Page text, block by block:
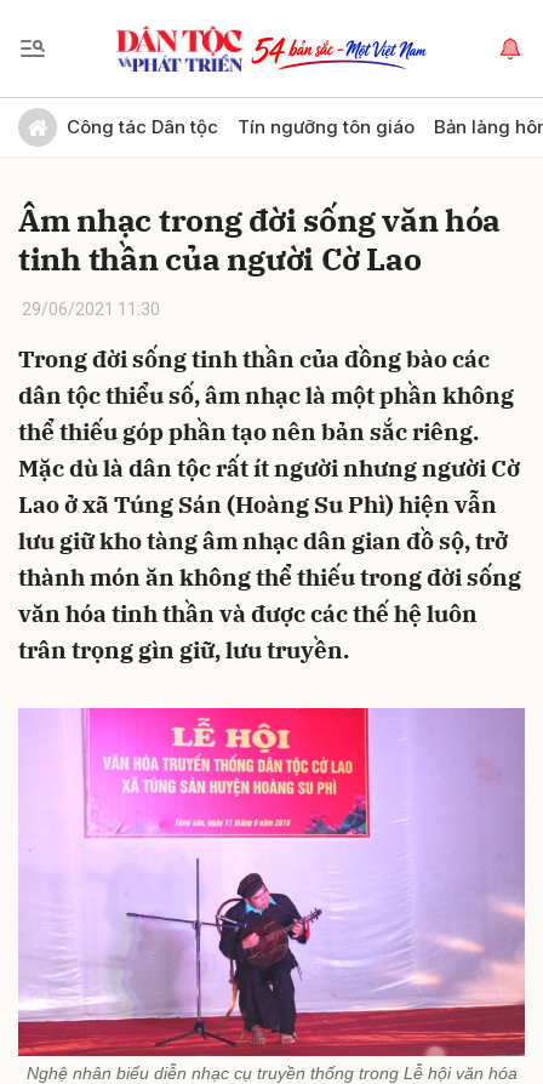
Công tác Dân tộc Tín ngưỡng tôn giáo Bản làng
Âm nhạc trong đời sống văn hóa
tinh thần của người Cờ Lao
29/06/2021 11:30
Trong đời sống tinh thần của đồng bào các
dân tộc thiểu số, âm nhạc là một phần không
thể thiếu góp phần tạo nên bản sắc riêng.
Mặc dù là dân tộc rất ít người nhưng người Cờ
Lao ở xã Túng Sán (Hoàng Su Phì) hiện vẫn
lưu giữ kho tàng âm nhạc dân gian đồ sộ, trở
thành món ăn không thể thiếu trong đời sống
văn hóa tinh thần và được các thế hệ luôn
trân trọng gìn giữ, lưu truyền.
Nghệ nhân biểu diễn nhạc cụ truyền thống trong Lễ hội văn hóa
Gửi bình luận
Hủy Gửi